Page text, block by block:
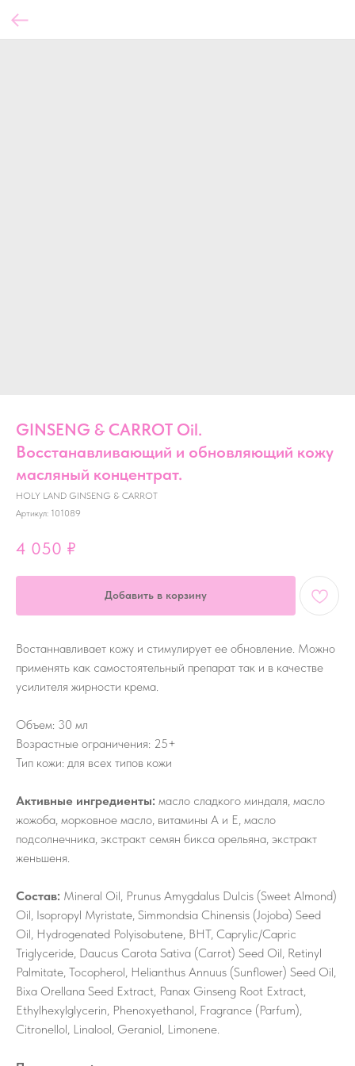
GINSENG & CARROT Oil.
Восстанавливающий и обновляющий кожу
масляный концентрат.
HOLY LAND GINSENG & CARROT
Артикул: 101089
4 050 ₽
Добавить в корзину
Востаннавливает кожу и стимулирует ее обновление. Можно
применять как самостоятельный препарат так и в качестве
усилителя жирности крема.
Объем: 30 мл
Возрастные ограничения: 25+
Тип кожи: для всех типов кожи
Активные ингредиенты: масло сладкого миндаля, масло
жожоба, морковное масло, витамины А и Е, масло
подсолнечника, экстракт семян бикса орельяна, экстракт
женьшеня.
Состав: Mineral Oil, Prunus Amygdalus Dulcis (Sweet Almond)
Oil, Isopropyl Myristate, Simmondsia Chinensis (Jojoba) Seed
Oil, Hydrogenated Polyisobutene, BHT, Caprylic/Capric
Triglyceride, Daucus Carota Sativa (Carrot) Seed Oil, Retinyl
Palmitate, Tocopherol, Helianthus Annuus (Sunflower) Seed Oil,
Bixa Orellana Seed Extract, Panax Ginseng Root Extract,
Ethylhexylglycerin, Phenoxyethanol, Fragrance (Parfum),
Citronellol, Linalool, Geraniol, Limonene.